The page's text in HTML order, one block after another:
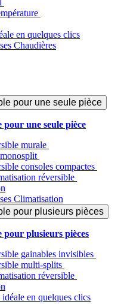
en quelques clics
Chaudières
pour une seule pièce
une seule pièce
murale
consoles compactes
réversible
Climatisation
pour plusieurs pièces
plusieurs pièces
gainables invisibles
multi-splits
réversible
en quelques clics